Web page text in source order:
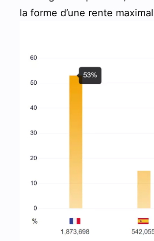
la forme d’une rente